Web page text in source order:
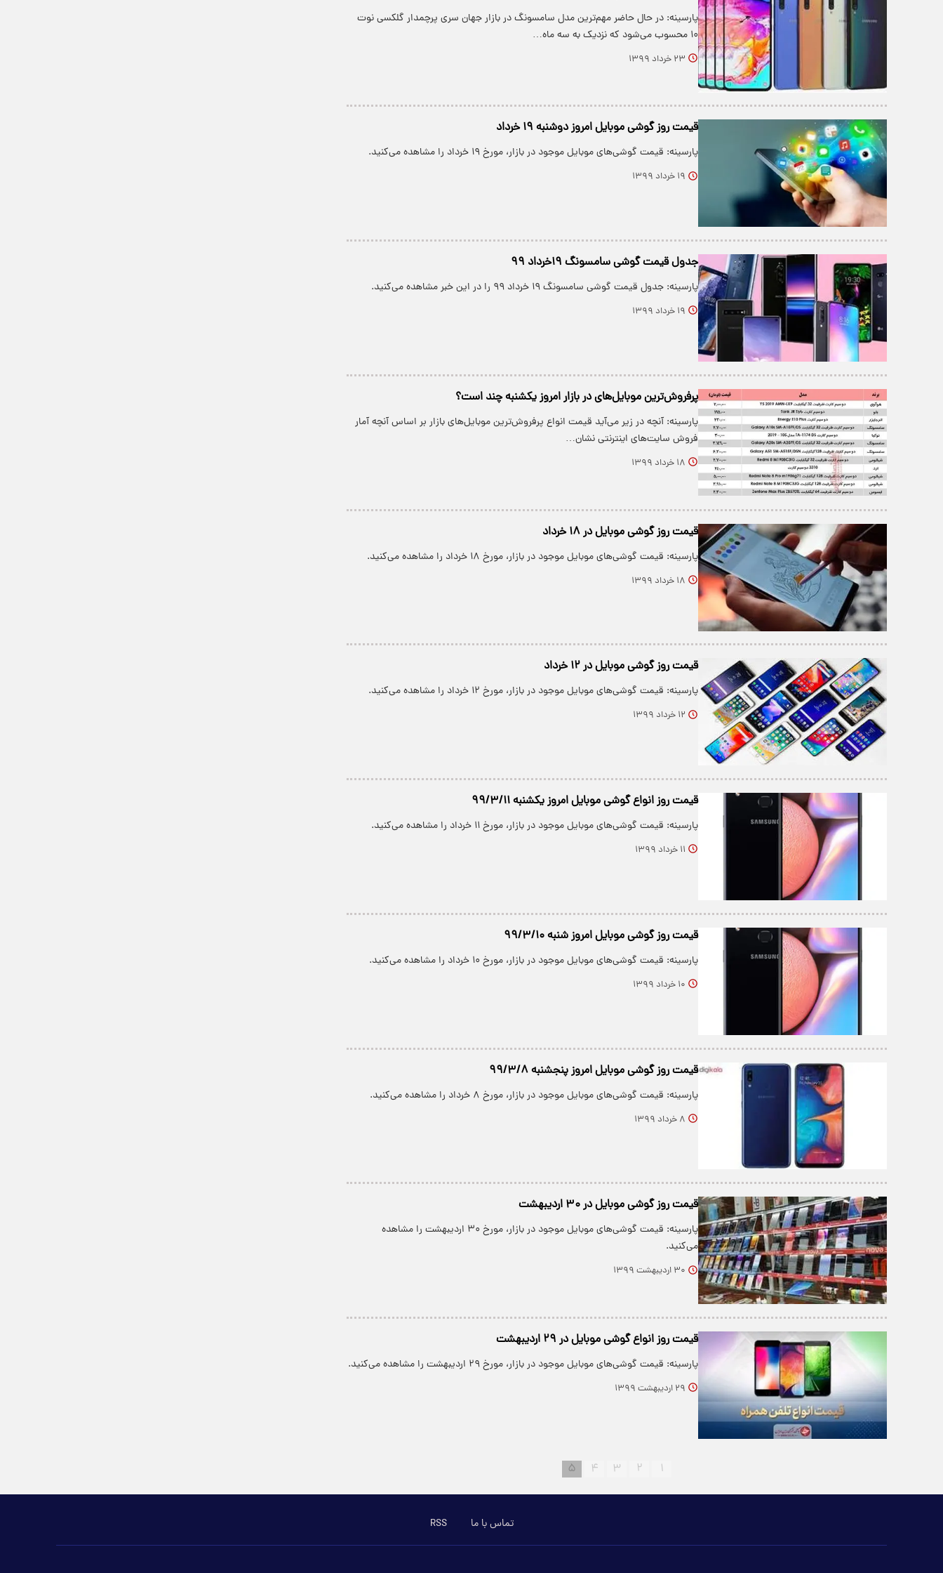
پارسینه: در حال حاضر مهم‌ترین مدل سامسونگ در بازار جهان سری پرچمدار گلکسی نوت
۱۰ محسوب می‌شود که نزدیک به سه ماه…
۲۳ خرداد ۱۳۹۹
قیمت روز گوشی موبایل امروز دوشنبه ۱۹ خرداد
پارسینه: قیمت گوشی‌های موبایل موجود در بازار، مورخ ۱۹ خرداد را مشاهده می‌کنید.
۱۹ خرداد ۱۳۹۹
جدول قیمت گوشی سامسونگ ۱۹خرداد ۹۹
پارسینه: جدول قیمت گوشی سامسونگ ۱۹ خرداد ۹۹ را در این خبر مشاهده می‌کنید.
۱۹ خرداد ۱۳۹۹
پرفروش‌ترین موبایل‌های در بازار امروز یکشنبه چند است؟
پارسینه: آنچه در زیر می‌آید قیمت انواع پرفروش‌ترین موبایل‌های بازار بر اساس آنچه آمار
فروش سایت‌های اینترنتی نشان…
۱۸ خرداد ۱۳۹۹
قیمت روز گوشی موبایل در ۱۸ خرداد
پارسینه: قیمت گوشی‌های موبایل موجود در بازار، مورخ ۱۸ خرداد را مشاهده می‌کنید.
۱۸ خرداد ۱۳۹۹
قیمت روز گوشی موبایل در ۱۲ خرداد
پارسینه: قیمت گوشی‌های موبایل موجود در بازار، مورخ ۱۲ خرداد را مشاهده می‌کنید.
۱۲ خرداد ۱۳۹۹
قیمت روز انواع گوشی موبایل امروز یکشنبه ۹۹/۳/۱۱
پارسینه: قیمت گوشی‌های موبایل موجود در بازار، مورخ ۱۱ خرداد را مشاهده می‌کنید.
۱۱ خرداد ۱۳۹۹
قیمت روز گوشی موبایل امروز شنبه ۹۹/۳/۱۰
پارسینه: قیمت گوشی‌های موبایل موجود در بازار، مورخ ۱۰ خرداد را مشاهده می‌کنید.
۱۰ خرداد ۱۳۹۹
قیمت روز گوشی موبایل امروز پنجشنبه ۹۹/۳/۸
پارسینه: قیمت گوشی‌های موبایل موجود در بازار، مورخ ۸ خرداد را مشاهده می‌کنید.
۸ خرداد ۱۳۹۹
قیمت روز گوشی موبایل در ۳۰ اردیبهشت
پارسینه: قیمت گوشی‌های موبایل موجود در بازار، مورخ ۳۰ اردیبهشت را مشاهده
می‌کنید.
۳۰ اردیبهشت ۱۳۹۹
قیمت روز انواع گوشی موبایل در ۲۹ اردیبهشت
پارسینه: قیمت گوشی‌های موبایل موجود در بازار، مورخ ۲۹ اردیبهشت را مشاهده می‌کنید.
۲۹ اردیبهشت ۱۳۹۹
۱ ۲ ۳ ۴ ۵
تماس با ما RSS